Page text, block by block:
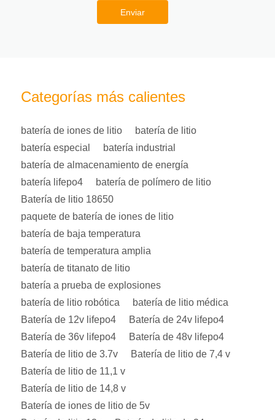
Enviar
Categorías más calientes
batería de iones de litio
batería de litio
batería especial
batería industrial
batería de almacenamiento de energía
batería lifepo4
batería de polímero de litio
Batería de litio 18650
paquete de batería de iones de litio
batería de baja temperatura
batería de temperatura amplia
batería de titanato de litio
batería a prueba de explosiones
batería de litio robótica
batería de litio médica
Batería de 12v lifepo4
Batería de 24v lifepo4
Batería de 36v lifepo4
Batería de 48v lifepo4
Batería de litio de 3.7v
Batería de litio de 7,4 v
Batería de litio de 11,1 v
Batería de litio de 14,8 v
Batería de iones de litio de 5v